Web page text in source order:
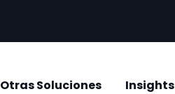
Otras Soluciones Insights